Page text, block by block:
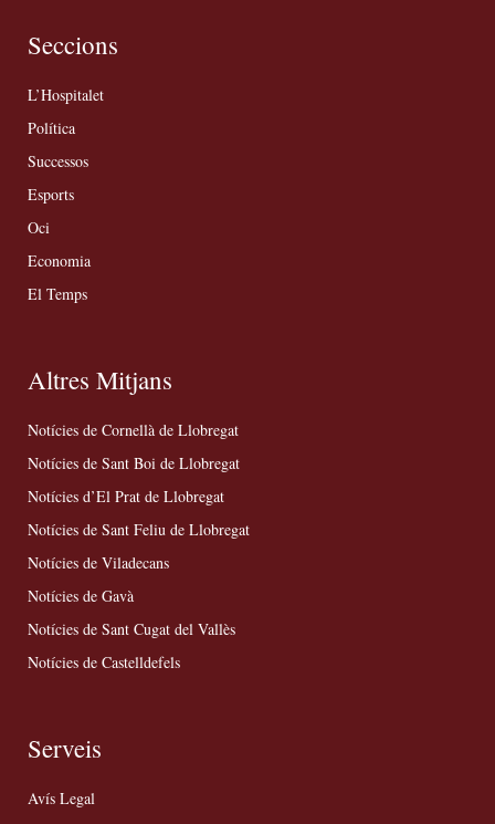
Seccions
L’Hospitalet
Política
Successos
Esports
Oci
Economia
El Temps
Altres Mitjans
Notícies de Cornellà de Llobregat
Notícies de Sant Boi de Llobregat
Notícies d’El Prat de Llobregat
Notícies de Sant Feliu de Llobregat
Notícies de Viladecans
Notícies de Gavà
Notícies de Sant Cugat del Vallès
Notícies de Castelldefels
Serveis
Avís Legal